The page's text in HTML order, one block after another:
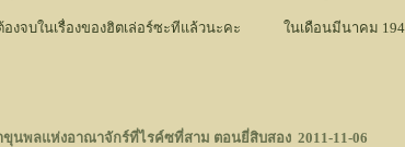
บในเรื่องของฮิตเล่อร์ซะทีแล้วนะคะ ในเดือนมีนาคม 1945
าขุนพลแห่งอาณาจักร์ที่ไรค์ซที่สาม ตอนยี่สิบสอง 2011-11-06